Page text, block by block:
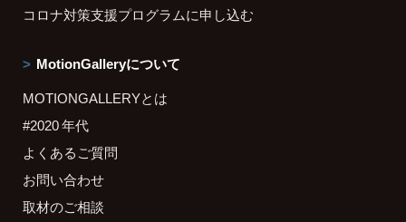
コロナ対策支援プログラムに申し込む
MotionGalleryについて
MOTIONGALLERYとは
#2020 年代
よくあるご質問
お問い合わせ
取材のご相談